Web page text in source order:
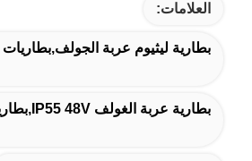
العلامات:
بطارية ليثيوم عربة
بطارية عربة الغولف IP55 48V,بطارية عربة الغولف 48 فولت RS232,RS485 بطاريات ليتيم عربة الغولف 48 فولت